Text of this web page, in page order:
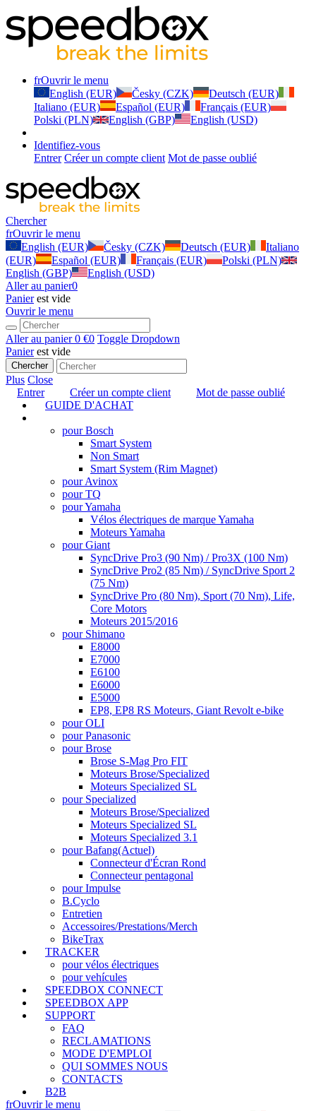
frOuvrir le menu
English (EUR)
Česky (CZK)
Deutsch (EUR)
Italiano (EUR)
Español (EUR)
Français (EUR)
Polski (PLN)
English (GBP) English (USD)
Identifiez-vous
Entrer Créer un compte client Mot de passe oublié
Chercher
frOuvrir le menu
English (EUR)
Česky (CZK) Deutsch (EUR)
Italiano
(EUR)
Español (EUR) Français (EUR)
Polski (PLN)
English (GBP)
English (USD)
Aller au panier0
Panierest vide
Ouvrir le menu
Aller au panier0 €0 Toggle Dropdown
Panierest vide
Chercher
Plus Close
Entrer
Créer un compte client
Mot de passe oublié
GUIDE D'ACHAT
pour Bosch
Smart System
Non Smart
Smart System (Rim Magnet)
pour Avinox
pour TQ
pour Yamaha
Vélos électriques de marque Yamaha
Moteurs Yamaha
pour Giant
SyncDrive Pro3 (90 Nm) / Pro3X (100 Nm)
SyncDrive Pro2 (85 Nm) / SyncDrive Sport 2
(75 Nm)
SyncDrive Pro (80 Nm), Sport (70 Nm), Life,
Core Motors
Moteurs 2015/2016
pour Shimano
E8000
E7000
E6100
E6000
E5000
EP8, EP8 RS Moteurs, Giant Revolt e-bike
pour OLI
pour Panasonic
pour Brose
Brose S-Mag Pro FIT
Moteurs Brose/Specialized
Moteurs Specialized SL
pour Specialized
Moteurs Brose/Specialized
Moteurs Specialized SL
Moteurs Specialized 3.1
pour Bafang(Actuel)
Connecteur d'Écran Rond
Connecteur pentagonal
pour Impulse
B.Cyclo
Entretien
Accessoires/Prestations/Merch
BikeTrax
TRACKER
pour vélos électriques
pour vehícules
SPEEDBOX CONNECT
SPEEDBOX APP
SUPPORT
FAQ
RECLAMATIONS
MODE D'EMPLOI
QUI SOMMES NOUS
CONTACTS
B2B
frOuvrir le menu